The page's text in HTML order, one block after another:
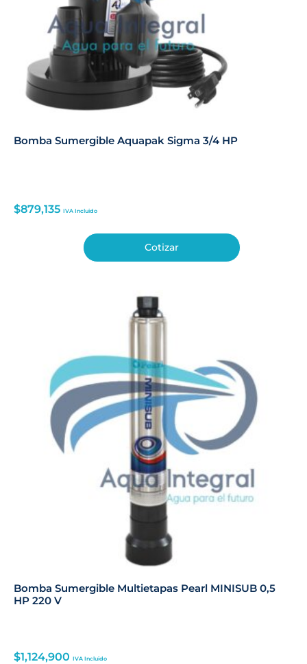
Bomba Sumergible Aquapak Sigma 3/4 HP
$879,135 IVA Incluido
Cotizar
Bomba Sumergible Multietapas Pearl MINISUB 0,5
HP 220 V
$1,124,900 IVA Incluido